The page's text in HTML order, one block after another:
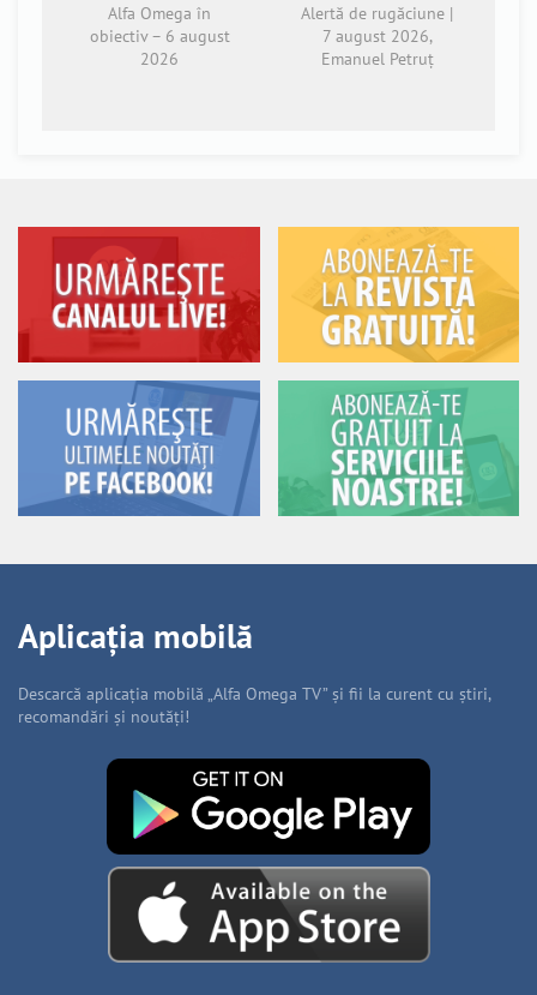
Alfa Omega în
obiectiv – 6 august
2026
Alertă de rugăciune |
7 august 2026,
Emanuel Petruț
Aplicația mobilă
Descarcă aplicația mobilă „Alfa Omega TV” și fii la curent cu știri,
recomandări și noutăți!